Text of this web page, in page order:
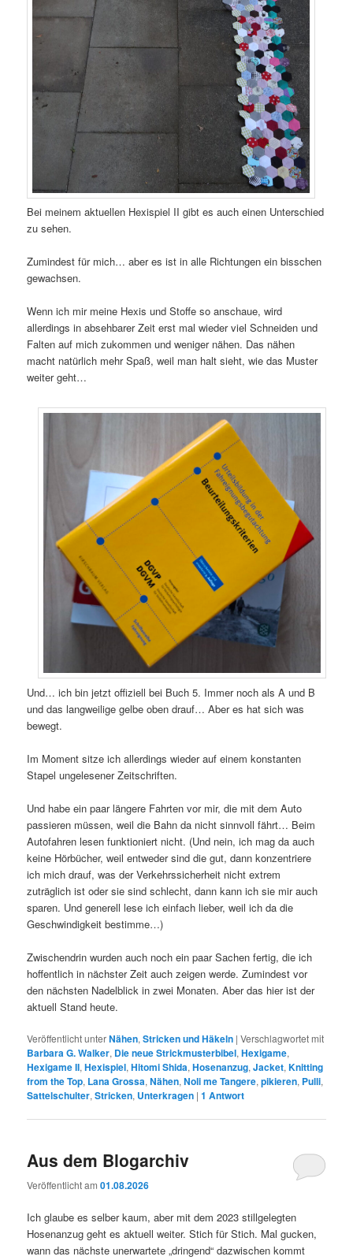
Bei meinem aktuellen Hexispiel II gibt es auch einen Unterschied
zu sehen.
Zumindest für mich… aber es ist in alle Richtungen ein bisschen
gewachsen.
Wenn ich mir meine Hexis und Stoffe so anschaue, wird
allerdings in absehbarer Zeit erst mal wieder viel Schneiden und
Falten auf mich zukommen und weniger nähen. Das nähen
macht natürlich mehr Spaß, weil man halt sieht, wie das Muster
weiter geht…
Und… ich bin jetzt offiziell bei Buch 5. Immer noch als A und B
und das langweilige gelbe oben drauf… Aber es hat sich was
bewegt.
Im Moment sitze ich allerdings wieder auf einem konstanten
Stapel ungelesener Zeitschriften.
Und habe ein paar längere Fahrten vor mir, die mit dem Auto
passieren müssen, weil die Bahn da nicht sinnvoll fährt… Beim
Autofahren lesen funktioniert nicht. (Und nein, ich mag da auch
keine Hörbücher, weil entweder sind die gut, dann konzentriere
ich mich drauf, was der Verkehrssicherheit nicht extrem
zuträglich ist oder sie sind schlecht, dann kann ich sie mir auch
sparen. Und generell lese ich einfach lieber, weil ich da die
Geschwindigkeit bestimme…)
Zwischendrin wurden auch noch ein paar Sachen fertig, die ich
hoffentlich in nächster Zeit auch zeigen werde. Zumindest vor
den nächsten Nadelblick in zwei Monaten. Aber das hier ist der
aktuell Stand heute.
Veröffentlicht unterNähen,Stricken und Häkeln |Verschlagwortet mit
Barbara G. Walker, Die neue Strickmusterbibel,Hexigame,
Hexigame II,Hexispiel,Hitomi Shida,Hosenanzug,Jacket,Knitting
from the Top, Lana Grossa,Nähen,Noli me Tangere,pikieren, Pulli,
Sattelschulter,Stricken, Unterkragen |1 Antwort
Aus dem Blogarchiv
Veröffentlicht am01.08.2026
Ich glaube es selber kaum, aber mit dem 2023 stillgelegten
Hosenanzug geht es aktuell weiter. Stich für Stich. Mal gucken,
wann das nächste unerwartete „dringend“ dazwischen kommt